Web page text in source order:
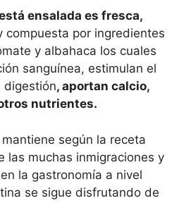
ensalada es fresca,
compuesta por ingredientes
y albahaca los cuales
sanguínea, estimulan el
digestión, aportan calcio,
nutrientes.
según la receta
las muchas inmigraciones y
la gastronomía a nivel
se sigue disfrutando de